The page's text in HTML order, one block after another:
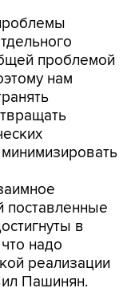
проблемой
нам
поставленные
в
надо
реализации
Пашинян.